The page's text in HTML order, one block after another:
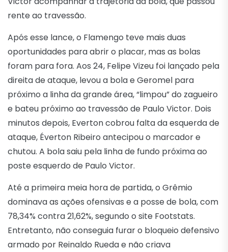
rente ao travessão.
Após esse lance, o Flamengo teve mais duas
oportunidades para abrir o placar, mas as bolas
foram para fora. Aos 24, Felipe Vizeu foi lançado pela
direita de ataque, levou a bola e Geromel para
próximo a linha da grande área, “limpou” do zagueiro
e bateu próximo ao travessão de Paulo Victor. Dois
minutos depois, Everton cobrou falta da esquerda de
ataque, Éverton Ribeiro antecipou o marcador e
chutou. A bola saiu pela linha de fundo próxima ao
poste esquerdo de Paulo Victor.
Até a primeira meia hora de partida, o Grêmio
dominava as ações ofensivas e a posse de bola, com
78,34% contra 21,62%, segundo o site Footstats.
Entretanto, não conseguia furar o bloqueio defensivo
armado por Reinaldo Rueda e não criava